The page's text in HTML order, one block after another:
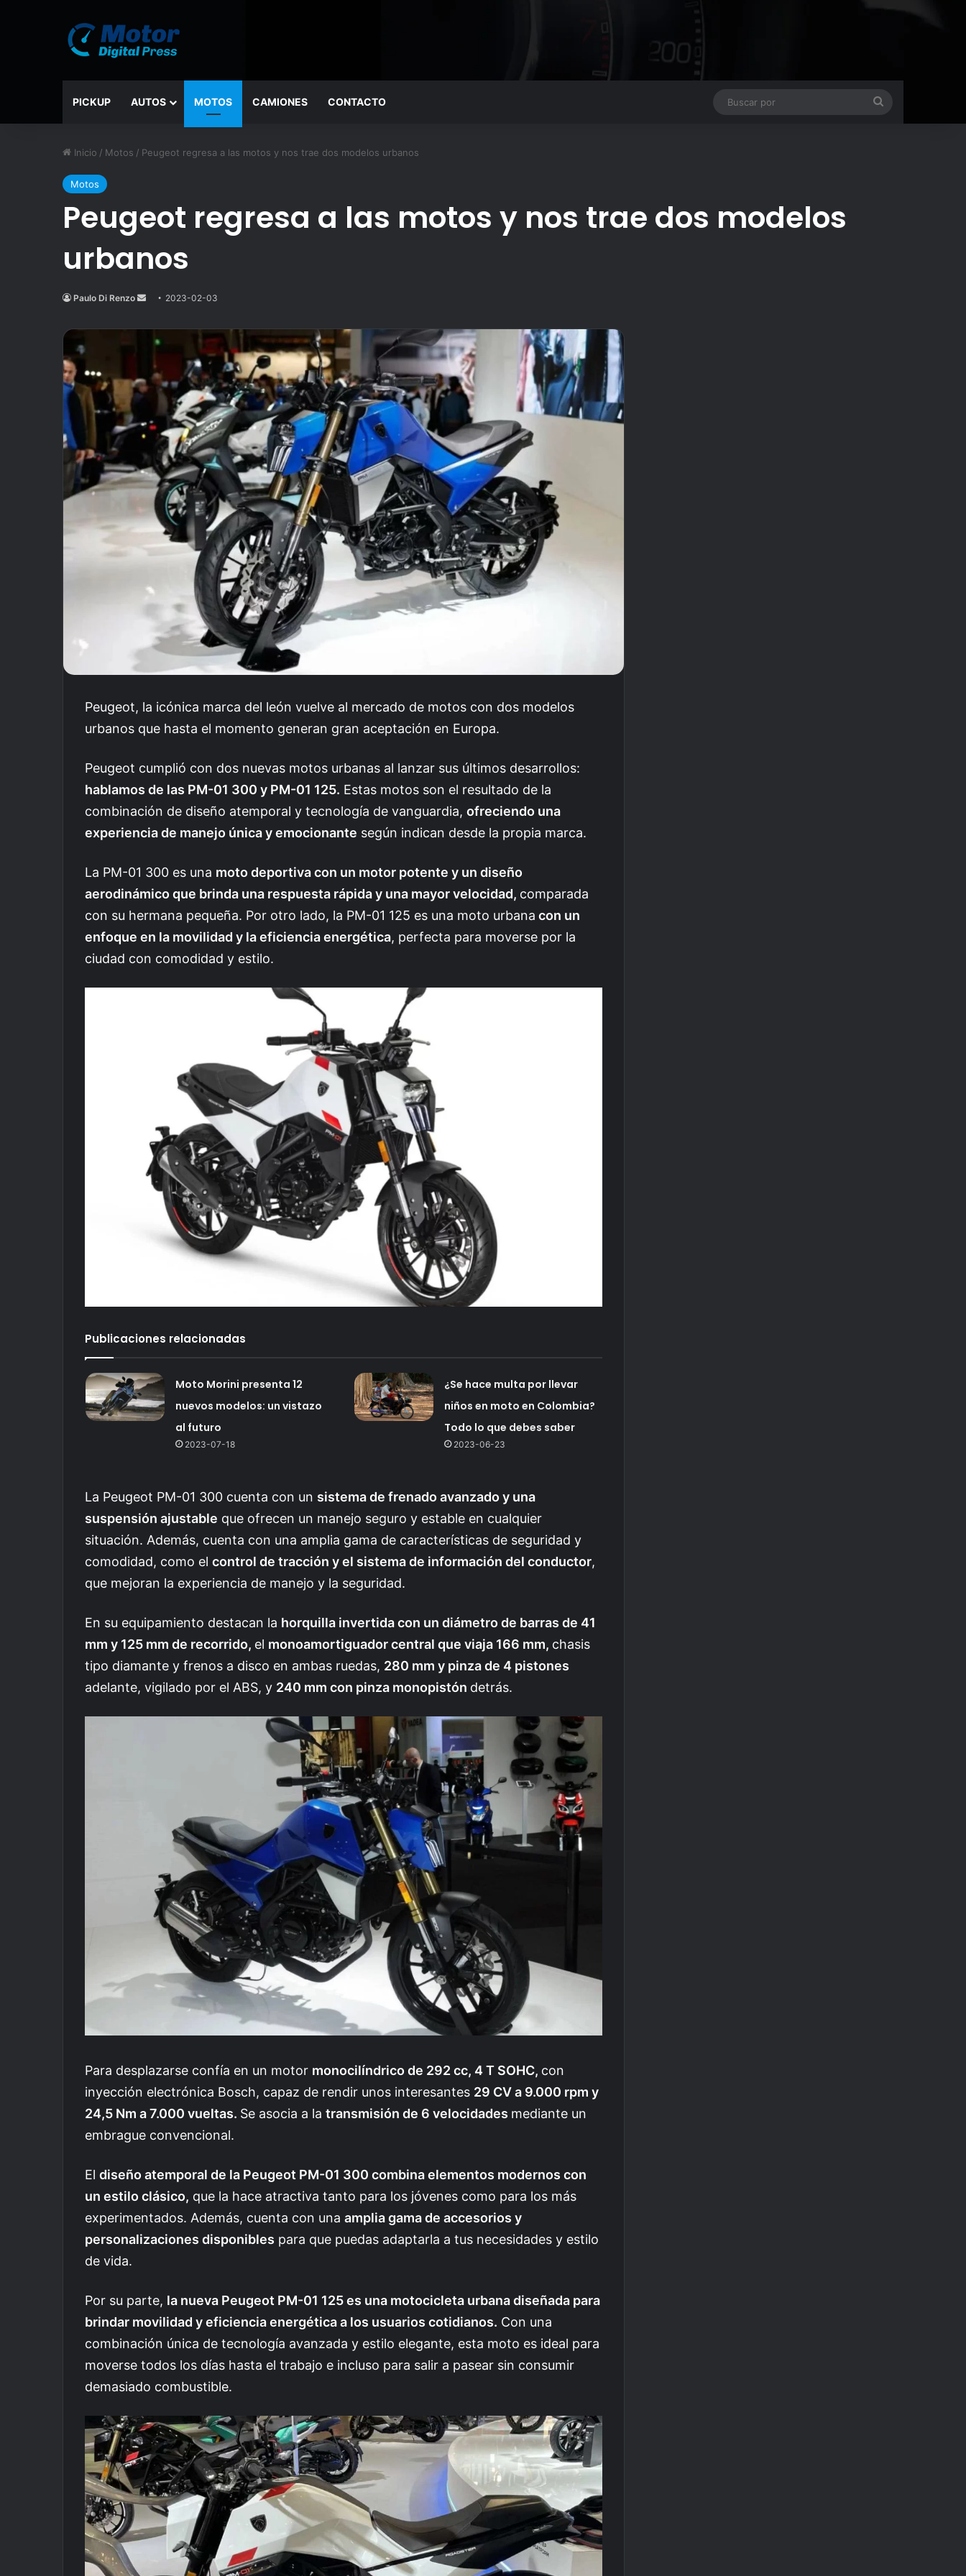
PICKUP AUTOS MOTOS CAMIONES CONTACTO
Inicio / Motos / Peugeot regresa a las motos y nos trae dos modelos urbanos
Motos
Peugeot regresa a las motos y nos trae dos modelos
urbanos
Paulo Di Renzo
Send
email
2023-02-03
Peugeot, la icónica marca del león vuelve al mercado de motos con dos modelos
urbanos que hasta el momento generan gran aceptación en Europa.
Peugeot cumplió con dos nuevas motos urbanas al lanzar sus últimos desarrollos:
hablamos de las PM-01 300 y PM-01 125. Estas motos son el resultado de la
combinación de diseño atemporal y tecnología de vanguardia, ofreciendo una
experiencia de manejo única y emocionante según indican desde la propia marca.
La PM-01 300 es una moto deportiva con un motor potente y un diseño
aerodinámico que brinda una respuesta rápida y una mayor velocidad, comparada
con su hermana pequeña. Por otro lado, la PM-01 125 es una moto urbana con un
enfoque en la movilidad y la eficiencia energética, perfecta para moverse por la
ciudad con comodidad y estilo.
Publicaciones relacionadas
Moto Morini presenta 12
nuevos modelos: un vistazo
al futuro
2023-07-18
¿Se hace multa por llevar
niños en moto en Colombia?
Todo lo que debes saber
2023-06-23
La Peugeot PM-01 300 cuenta con un sistema de frenado avanzado y una
suspensión ajustable que ofrecen un manejo seguro y estable en cualquier
situación. Además, cuenta con una amplia gama de características de seguridad y
comodidad, como el control de tracción y el sistema de información del conductor,
que mejoran la experiencia de manejo y la seguridad.
En su equipamiento destacan la horquilla invertida con un diámetro de barras de 41
mm y 125 mm de recorrido, el monoamortiguador central que viaja 166 mm, chasis
tipo diamante y frenos a disco en ambas ruedas, 280 mm y pinza de 4 pistones
adelante, vigilado por el ABS, y 240 mm con pinza monopistón detrás.
Para desplazarse confía en un motor monocilíndrico de 292 cc, 4 T SOHC, con
inyección electrónica Bosch, capaz de rendir unos interesantes 29 CV a 9.000 rpm y
24,5 Nm a 7.000 vueltas. Se asocia a la transmisión de 6 velocidades mediante un
embrague convencional.
El diseño atemporal de la Peugeot PM-01 300 combina elementos modernos con
un estilo clásico, que la hace atractiva tanto para los jóvenes como para los más
experimentados. Además, cuenta con una amplia gama de accesorios y
personalizaciones disponibles para que puedas adaptarla a tus necesidades y estilo
de vida.
Por su parte, la nueva Peugeot PM-01 125 es una motocicleta urbana diseñada para
brindar movilidad y eficiencia energética a los usuarios cotidianos. Con una
combinación única de tecnología avanzada y estilo elegante, esta moto es ideal para
moverse todos los días hasta el trabajo e incluso para salir a pasear sin consumir
demasiado combustible.